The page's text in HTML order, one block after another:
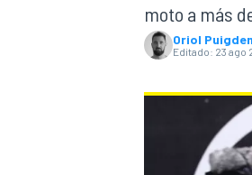
WEC
moto a más
Oriol
Editado: 23 ago